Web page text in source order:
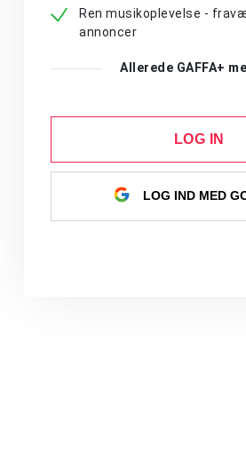
Ren musikoplevelse -
annoncer
Allerede GAFFA+
LOG IN
LOG IND MED